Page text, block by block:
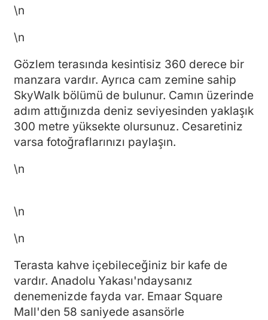
\n
\n
Gözlem terasında kesintisiz 360 derece bir
manzara vardır. Ayrıca cam zemine sahip
SkyWalk bölümü de bulunur. Camın üzerinde
adım attığınızda deniz seviyesinden yaklaşık
300 metre yüksekte olursunuz. Cesaretiniz
varsa fotoğraflarınızı paylaşın.
\n
\n
\n
Terasta kahve içebileceğiniz bir kafe de
vardır. Anadolu Yakası'ndaysanız
denemenizde fayda var. Emaar Square
Mall'den 58 saniyede asansörle